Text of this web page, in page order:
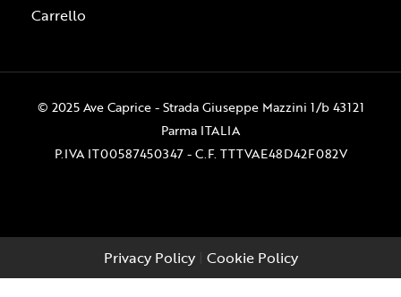
Carrello
© 2025 Ave Caprice - Strada Giuseppe Mazzini 1/b 43121
Parma ITALIA
P.IVA IT00587450347 - C.F. TTTVAE48D42F082V
Privacy Policy| Cookie Policy